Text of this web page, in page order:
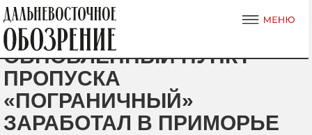
ОБНОВЛЕННЫЙ ПУНКТ
ПРОПУСКА
«ПОГРАНИЧНЫЙ»
ЗАРАБОТАЛ В ПРИМОРЬЕ